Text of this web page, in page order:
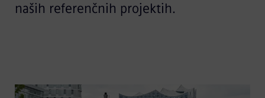
naših referenčnih projektih.